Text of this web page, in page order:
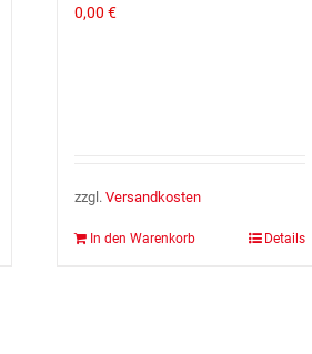
0,00 €
zzgl. Ver­sand­kos­ten
In den Warenkorb Details